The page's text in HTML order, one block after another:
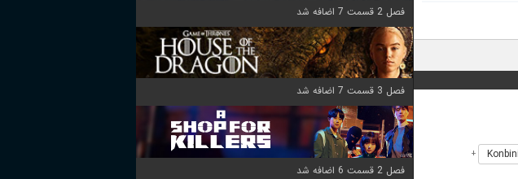
+
فصل 2 قسمت 7 اضافه شد
فصل 3 قسمت 7 اضافه شد
فصل 2 قسمت 6 اضافه شد